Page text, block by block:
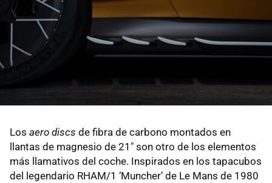
Los aero discs de fibra de carbono montados en
llantas de magnesio de 21" son otro de los elementos
más llamativos del coche. Inspirados en los tapacubos
del legendario RHAM/1 ‘Muncher’ de Le Mans de 1980